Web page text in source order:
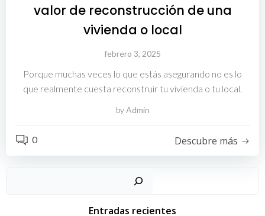
valor de reconstrucción de una
vivienda o local
febrero 3, 2025
Porque muchas veces lo que estás asegurando no es lo
que realmente cuesta reconstruir tu vivienda o tu local.
byAdmin
0 Descubre más
Buscar
Entradas recientes